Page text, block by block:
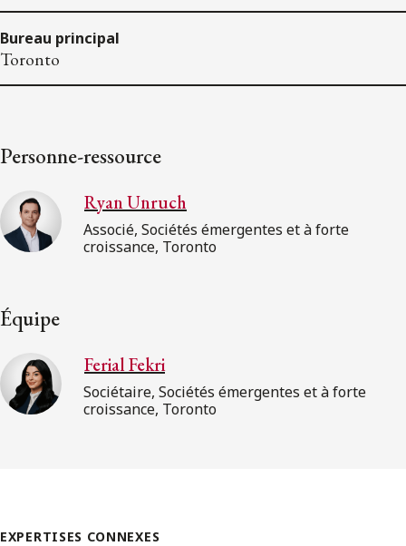
Bureau principal
Toronto
Personne-ressource
Ryan Unruch
Associé, Sociétés émergentes et à forte
croissance, Toronto
Équipe
Ferial Fekri
Sociétaire, Sociétés émergentes et à forte
croissance, Toronto
EXPERTISES CONNEXES